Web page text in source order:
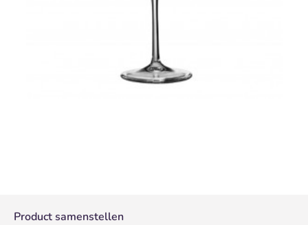
Product samenstellen